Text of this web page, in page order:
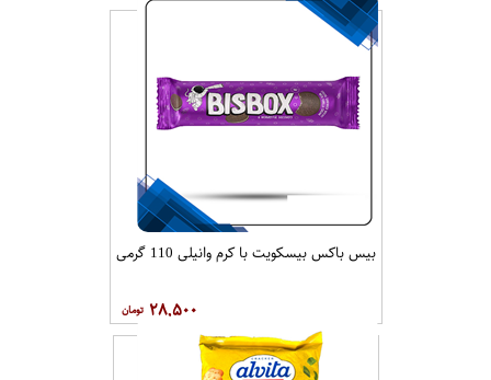
بیس باکس بیسکویت با کرم وانیلی 110 گرمی
۲۸,۵۰۰